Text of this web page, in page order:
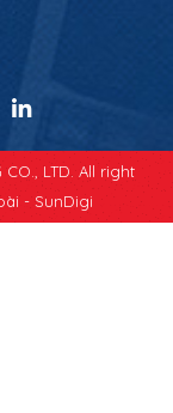
CO., LTD. All right
- SunDigi